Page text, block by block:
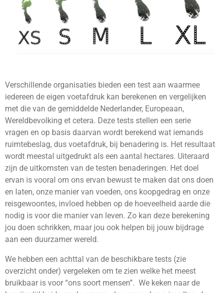
Verschillende organisaties bieden een test aan waarmee
iedereen de eigen voetafdruk kan berekenen en vergelijken
met die van de gemiddelde Nederlander, Europeaan,
Wereldbevolking et cetera. Deze tests stellen een serie
vragen en op basis daarvan wordt berekend wat iemands
ruimtebeslag, dus voetafdruk, bij benadering is. Het resultaat
wordt meestal uitgedrukt als een aantal hectares. Uiteraard
zijn de uitkomsten van de testen benaderingen. Het doel
ervan is vooral om ons ervan bewust te maken dat ons doen
en laten, onze manier van voeden, ons koopgedrag en onze
reisgewoontes, invloed hebben op de hoeveelheid aarde die
nodig is voor die manier van leven. Zo kan deze berekening
jou doen schrikken, maar jou ook helpen bij jouw bijdrage
aan een duurzamer wereld.
We hebben een achttal van de beschikbare tests (zie
overzicht onder) vergeleken om te zien welke het meest
bruikbaar is voor “ons soort mensen”. We keken naar de